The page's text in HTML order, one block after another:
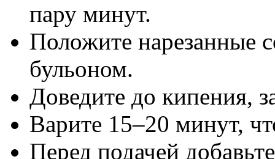
пару минут.
Положите нарезанные
бульоном.
Доведите до кипения,
Варите 15–20 минут,
Перед подачей